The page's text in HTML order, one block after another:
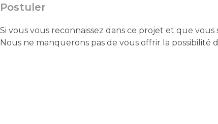
Postuler
Si vous vous reconnaissez dans ce projet et que
Nous ne manquerons pas de vous offrir la possibilité